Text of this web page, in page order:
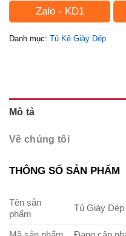
Zalo - KD1
Danh mục: Tủ Kệ Giày Dép
Mô tả
Về chúng tôi
THÔNG SỐ SẢN PHẨM
Tên sản
phẩm
Tủ Giày